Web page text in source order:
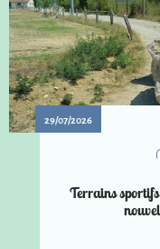
29/07/2026
Terrains